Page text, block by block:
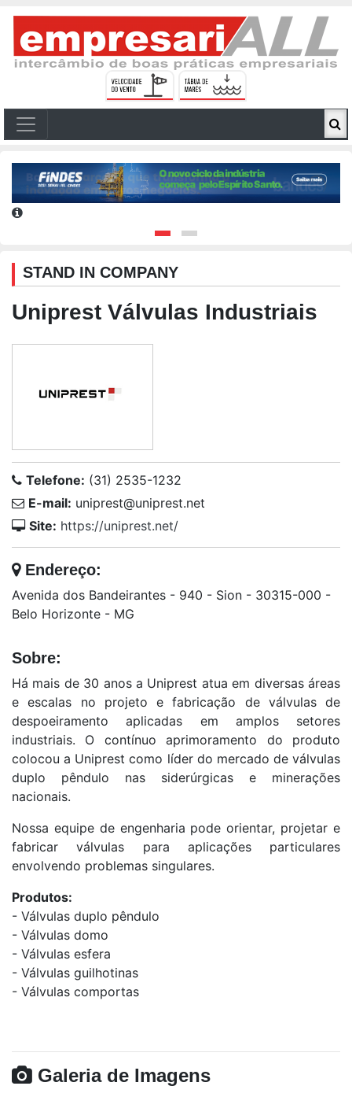
STAND IN COMPANY
Uniprest Válvulas Industriais
Telefone: (31) 2535-1232
E-mail: uniprest@uniprest.net
Site: https://uniprest.net/
Endereço:
Avenida dos Bandeirantes - 940 - Sion - 30315-000 -
Belo Horizonte - MG
Sobre:
Há mais de 30 anos a Uniprest atua em diversas áreas
e escalas no projeto e fabricação de válvulas de
despoeiramento aplicadas em amplos setores
industriais. O contínuo aprimoramento do produto
colocou a Uniprest como líder do mercado de válvulas
duplo pêndulo nas siderúrgicas e minerações
nacionais.
Nossa equipe de engenharia pode orientar, projetar e
fabricar válvulas para aplicações particulares
envolvendo problemas singulares.
Produtos:
- Válvulas duplo pêndulo
- Válvulas domo
- Válvulas esfera
- Válvulas guilhotinas
- Válvulas comportas
Galeria de Imagens